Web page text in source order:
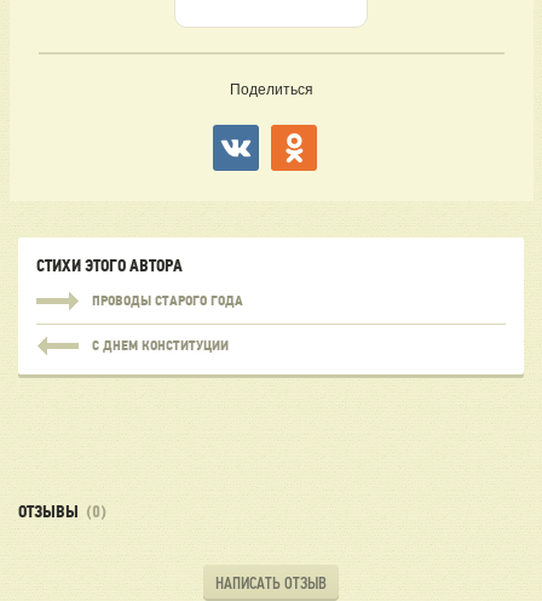
Поделиться
СТИХИ ЭТОГО АВТОРА
ПРОВОДЫ СТАРОГО ГОДА
С ДНЕМ КОНСТИТУЦИИ
ОТЗЫВЫ (0)
НАПИСАТЬ ОТЗЫВ